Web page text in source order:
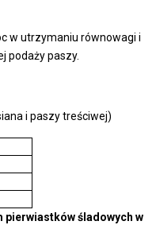
w utrzymaniu równowagi i
podaży paszy.
i paszy treściwej)
pierwiastków śladowych w